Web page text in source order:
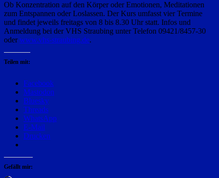
Ob Konzentration auf den Körper oder Emotionen, Meditationen
zum Entspannen oder Loslassen. Der Kurs umfasst vier Termine
und findet jeweils freitags von 8 bis 8.30 Uhr statt. Infos und
Anmeldung bei der VHS Straubing unter Telefon 09421/8457-30
oderwww.vhs-straubing.de.
Teilen mit:
Facebook
Mastodon
Bluesky
Threads
WhatsApp
E-Mail
Drucken
Gefällt mir: